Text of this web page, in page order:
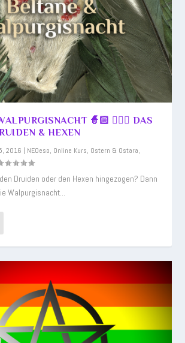
🧙🏻 🧙🏻‍♂️ DAS
& HEXEN
2016 | NEOeso, Online Kurs, Ostern & Ostara,
Druiden oder den Hexen hingezogen? Dann
Walpurgisnacht...